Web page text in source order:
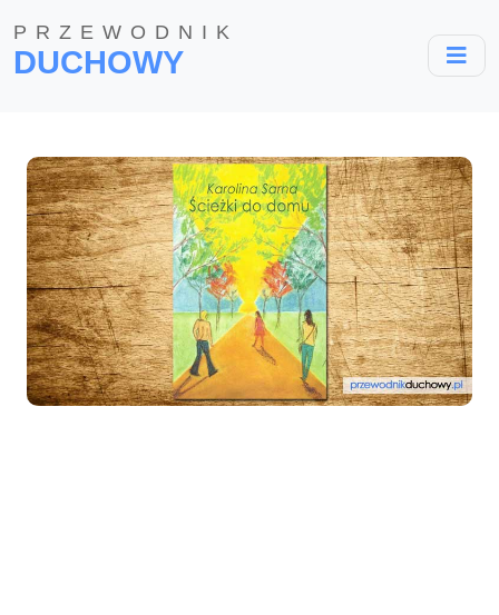
PRZEWODNIK
DUCHOWY